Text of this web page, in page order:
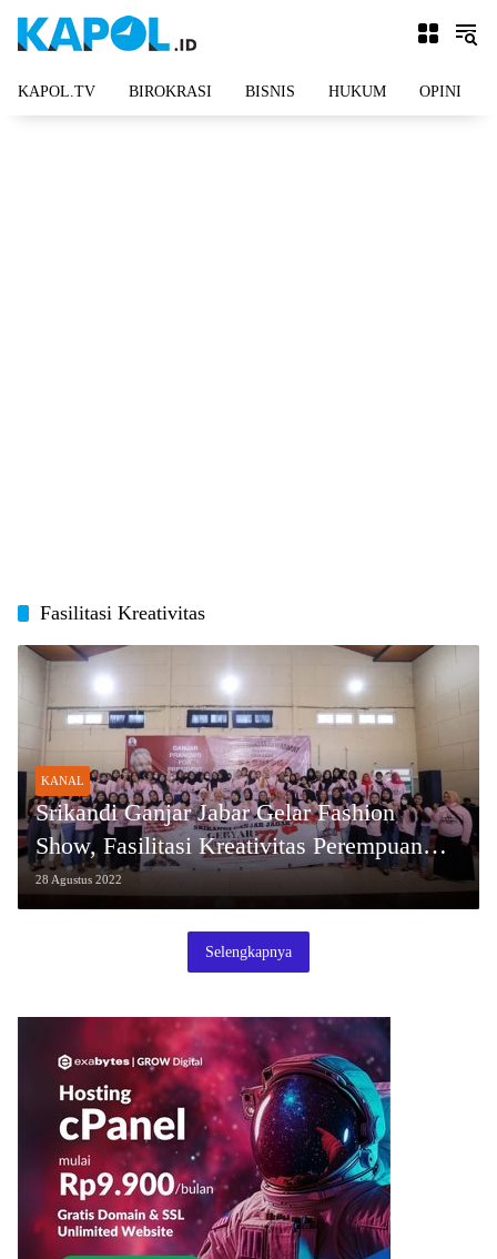
KAPOL.TV BIROKRASI BISNIS HUKUM OPINI
Fasilitasi Kreativitas
KANAL
Srikandi Ganjar Jabar Gelar Fashion
Show, Fasilitasi Kreativitas Perempuan
Milenial
28 Agustus 2022
Selengkapnya